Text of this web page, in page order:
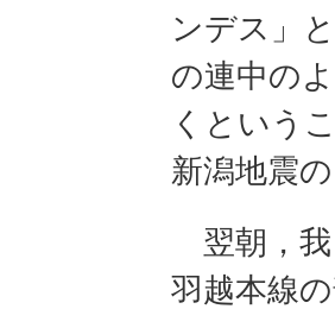
ンデス」
の連中の
くという
新潟地震
翌朝，我
羽越本線